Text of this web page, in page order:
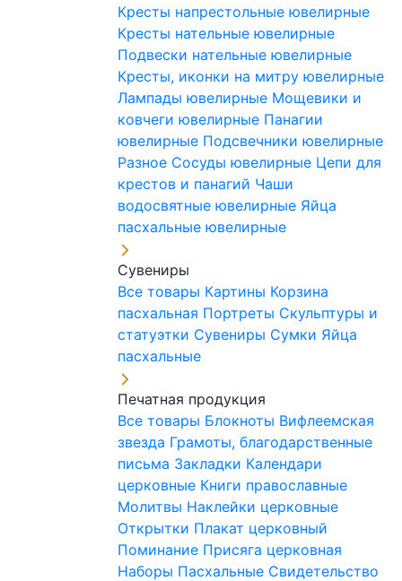
Кресты напрестольные ювелирные
Кресты нательные ювелирные
Подвески нательные ювелирные
Кресты, иконки на митру ювелирные
Лампады ювелирные Мощевики и
ковчеги ювелирные Панагии
ювелирные Подсвечники ювелирные
Разное Сосуды ювелирные Цепи для
крестов и панагий Чаши
водосвятные ювелирные Яйца
пасхальные ювелирные
Сувениры
Все товары Картины Корзина
пасхальная Портреты Скульптуры и
статуэтки Сувениры Сумки Яйца
пасхальные
Печатная продукция
Все товары Блокноты Вифлеемская
звезда Грамоты, благодарственные
письма Закладки Календари
церковные Книги православные
Молитвы Наклейки церковные
Открытки Плакат церковный
Поминание Присяга церковная
Наборы Пасхальные Свидетельство